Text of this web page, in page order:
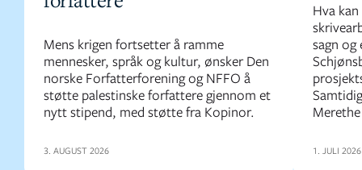
Mens krigen fortsetter å ramme
mennesker, språk og kultur, ønsker Den
norske Forfatterforening og NFFO å
støtte palestinske forfattere gjennom et
nytt stipend, med støtte fra Kopinor.
3. AUGUST 2026
Hva
sagn og
1. JULI 2026